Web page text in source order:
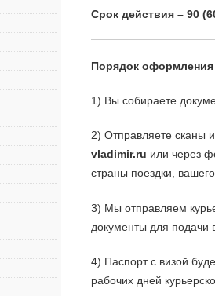
Срок действия – 90
Порядок
1) Вы собираете
2) Отправляете сканы
vladimir.ru или через
страны поездки,
3) Мы отправляем
документы для подачи
4) Паспорт с визой
рабочих дней